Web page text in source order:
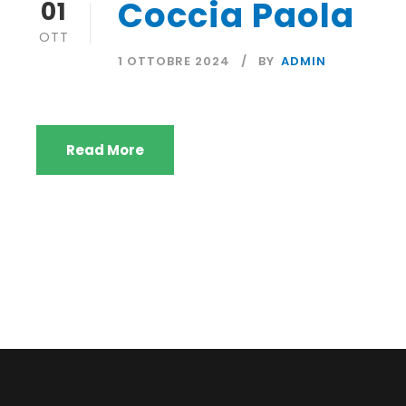
01
OTT Coccia Paola
1 OTTOBRE 2024 BY ADMIN
Read More